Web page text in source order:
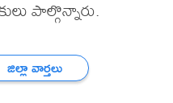
పాల్గొన్నారు.
జిల్లా వార్తలు